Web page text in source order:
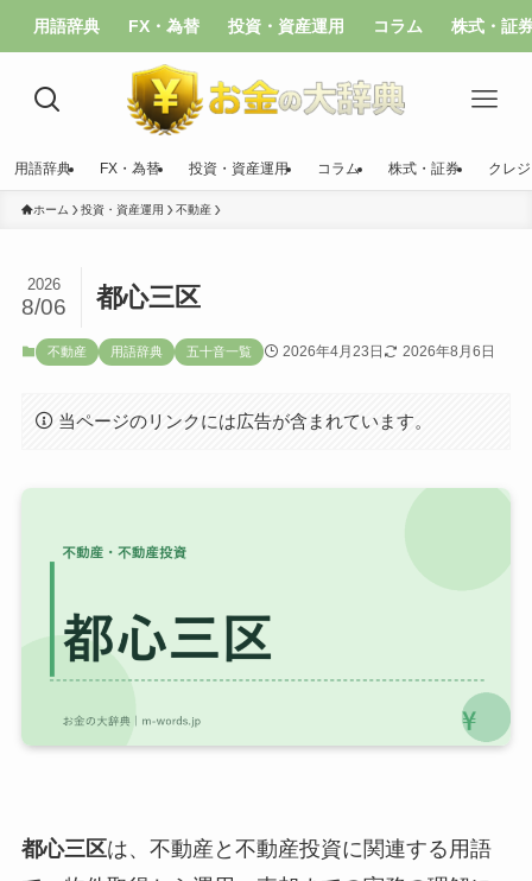
用語辞典 FX・為替 投資・資産運用 コラム 株式・証
用語辞典 FX・為替 投資・資産運用 コラム 株式・証券 クレ
ホーム 投資・資産運用 不動産
都心三区
2026
8/06
不動産 用語辞典 五十音一覧 2026年4月23日 2026年8月6日
当ページのリンクには広告が含まれています。
都心三区は、不動産と不動産投資に関連する用語